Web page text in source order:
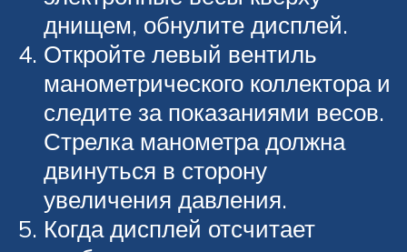
днищем, обнулите дисплей.
Откройте левый вентиль
манометрического коллектора и
следите за показаниями весов.
Стрелка манометра должна
двинуться в сторону
увеличения давления.
Когда дисплей отсчитает